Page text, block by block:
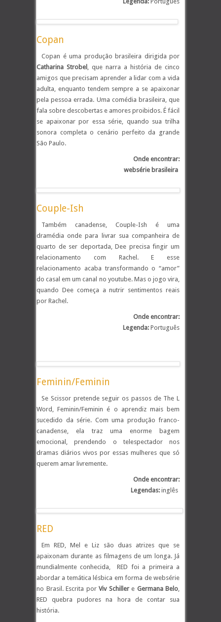
Copan
Copan é uma produção brasileira dirigida por
Catharina Strobel , que narra a história de cinco
amigos que precisam aprender a lidar com a vida
adulta, enquanto tendem sempre a se apaixonar
pela pessoa errada. Uma comédia brasileira, que
fala sobre descobertas e amores proibidos. É fácil
se apaixonar por essa série, quando sua trilha
sonora completa o cenário perfeito da grande
São Paulo.
Onde encontrar:
websérie brasileira
Couple-Ish
Também canadense, Couple-Ish é uma
dramédia onde para livrar sua companheira de
quarto de ser deportada, Dee precisa fingir um
relacionamento com Rachel. E esse
relacionamento acaba transformando o “amor”
do casal em um canal no youtube. Mas o jogo vira,
quando Dee começa a nutrir sentimentos reais
por Rachel.
Onde encontrar:
Legenda: Português
Feminin/Feminin
Se Scissor pretende seguir os passos de The L
Word, Feminin/Feminin é o aprendiz mais bem
sucedido da série. Com uma produção franco-
canadense, ela traz uma enorme bagem
emocional, prendendo o telespectador nos
dramas diários vivos por essas mulheres que só
querem amar livremente.
Onde encontrar:
Legendas: inglês
RED
Em RED, Mel e Liz são duas atrizes que se
apaixonam durante as filmagens de um longa. Já
mundialmente conhecida, RED foi a primeira a
abordar a temática lésbica em forma de websérie
no Brasil. Escrita por Viv Schillere Germana Belo,
RED quebra pudores na hora de contar sua
história.